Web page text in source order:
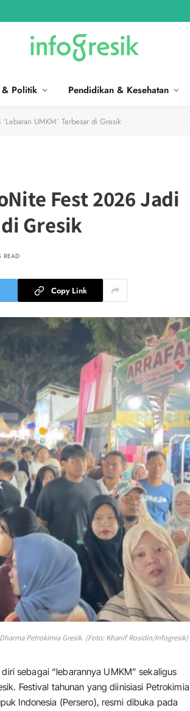
& Politik Pendidikan & Kesehatan
UMKM’ Terbesar di Gresik
Fest 2026 Jadi
Gresik
READ
Copy Link
Petrokimia Gresik. (Foto: Khanif Rosidin/Infogresik)
sebagai “lebarannya UMKM” sekaligus
Festival tahunan yang diinisiasi Petrokimia
Indonesia (Persero), resmi dibuka pada